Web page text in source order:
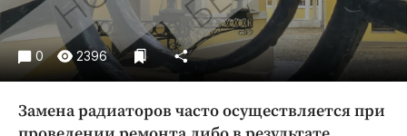
Общество
Погода
Праздники
Спорт
0 2396
Замена радиаторов часто осуществляется при